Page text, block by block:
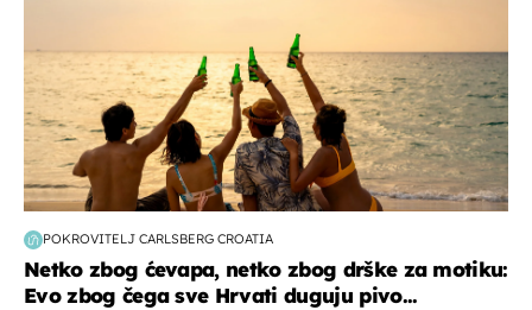
POKROVITELJ CARLSBERG CROATIA
Netko zbog ćevapa, netko zbog drške za motiku:
Evo zbog čega sve Hrvati duguju pivo...